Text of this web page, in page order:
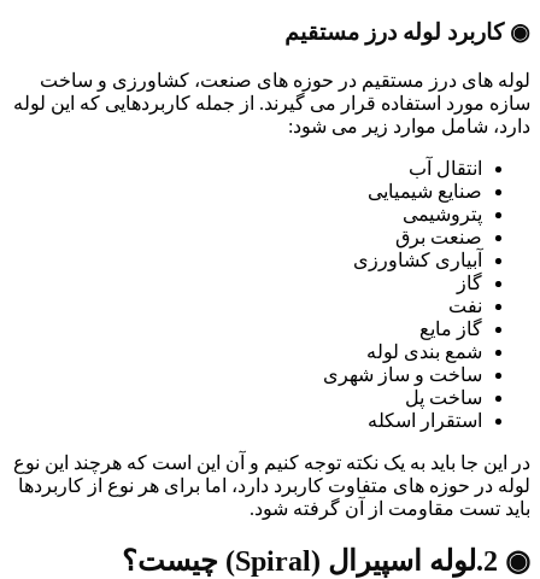
◉ کاربرد لوله درز مستقیم
لوله های درز مستقیم در حوزه های صنعت، کشاورزی و ساخت
سازه مورد استفاده قرار می گیرند. از جمله کاربردهایی که این لوله
دارد، شامل موارد زیر می شود:
انتقال آب
صنایع شیمیایی
پتروشیمی
صنعت برق
آبیاری کشاورزی
گاز
نفت
گاز مایع
شمع بندی لوله
ساخت و ساز شهری
ساخت پل
استقرار اسکله
در این جا باید به یک نکته توجه کنیم و آن این است که هرچند این نوع
لوله در حوزه های متفاوت کاربرد دارد، اما برای هر نوع از کاربردها
باید تست مقاومت از آن گرفته شود.
◉ 2.لوله اسپیرال (Spiral) چیست؟